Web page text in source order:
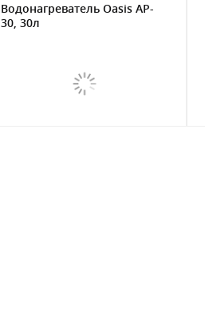
Водонагреватель Oasis AP-
30, 30л